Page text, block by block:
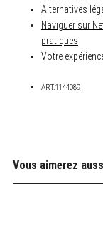
Alternatives
Naviguer sur
pratiques
Votre
ART.1144089
Vous aimerez